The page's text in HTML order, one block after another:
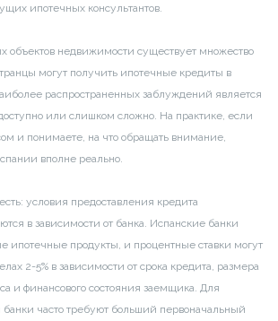
ипотечных консультантов.
объектов недвижимости существует множество
могут получить ипотечные кредиты в
распространенных заблуждений является
или слишком сложно. На практике, если
и понимаете, на что обращать внимание,
вполне реально.
условия предоставления кредита
в зависимости от банка. Испанские банки
ипотечные продукты, и процентные ставки могут
2-5% в зависимости от срока кредита, размера
и финансового состояния заемщика. Для
банки часто требуют больший первоначальный